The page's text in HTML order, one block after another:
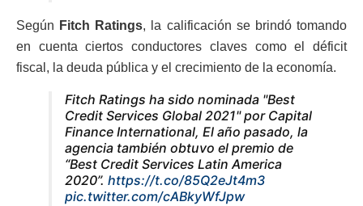
Según Fitch Ratings, la calificación se brindó tomando
en cuenta ciertos conductores claves como el déficit
fiscal, la deuda pública y el crecimiento de la economía.
Fitch Ratings ha sido nominada "Best
Credit Services Global 2021" por Capital
Finance International, El año pasado, la
agencia también obtuvo el premio de
“Best Credit Services Latin America
2020”. https://t.co/85Q2eJt4m3
pic.twitter.com/cABkyWfJpw